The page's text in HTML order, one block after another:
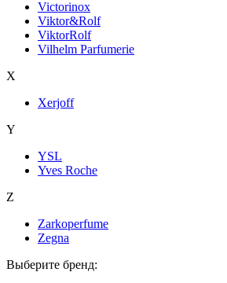
Victorinox
Viktor&Rolf
ViktorRolf
Vilhelm Parfumerie
X
Xerjoff
Y
YSL
Yves Roche
Z
Zarkoperfume
Zegna
Выберите бренд: